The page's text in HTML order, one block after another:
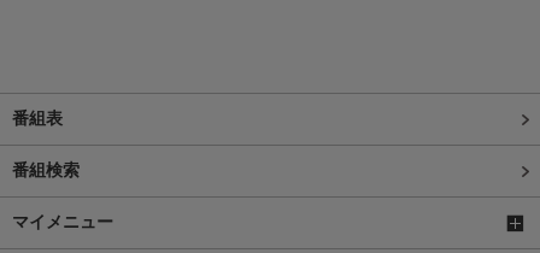
番組表
番組検索
マイメニュー